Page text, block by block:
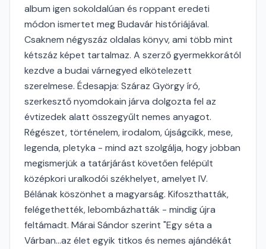
album igen sokoldalúan és roppant eredeti
módon ismertet meg Budavár históriájával.
Csaknem négyszáz oldalas könyv, ami több mint
kétszáz képet tartalmaz. A szerző gyermekkorától
kezdve a budai várnegyed elkötelezett
szerelmese. Édesapja: Száraz György író,
szerkesztő nyomdokain járva dolgozta fel az
évtizedek alatt összegyűlt nemes anyagot.
Régészet, történelem, irodalom, újságcikk, mese,
legenda, pletyka - mind azt szolgálja, hogy jobban
megismerjük a tatárjárást követően felépült
középkori uralkodói székhelyet, amelyet IV.
Bélának köszönhet a magyarság. Kifoszthatták,
felégethették, lebombázhatták - mindig újra
feltámadt. Márai Sándor szerint "Egy séta a
Várban...az élet egyik titkos és nemes ajándékát